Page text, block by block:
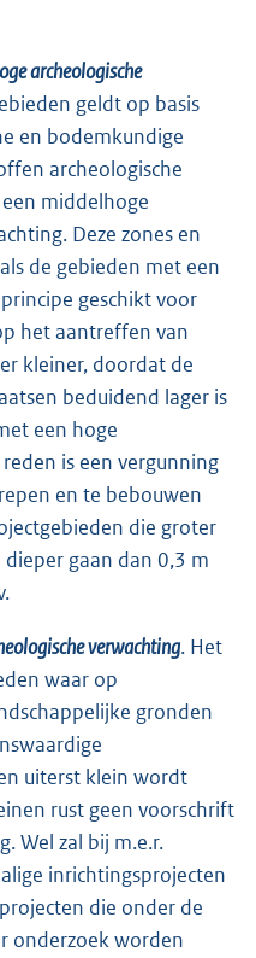
archeologische
geldt op basis
en bodemkundige
archeologische
middelhoge
Deze zones en
de gebieden met een
geschikt voor
het aantreffen van
kleiner, doordat de
beduidend lager is
een hoge
is een vergunning
en te bebouwen
die groter
gaan dan 0,3 m
verwachting. Het
waar op
gronden
uiterst klein wordt
rust geen voorschrift
Wel zal bij m.e.r.
inrichtingsprojecten
die onder de
onderzoek worden